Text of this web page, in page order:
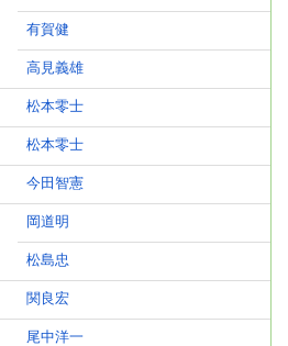
有賀健
高見義雄
松本零士
松本零士
今田智憲
岡道明
松島忠
関良宏
尾中洋一